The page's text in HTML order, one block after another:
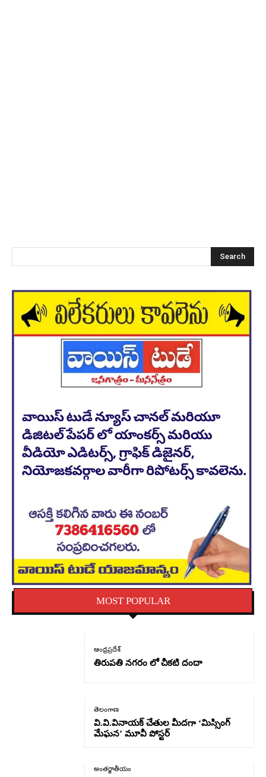
Search
MOST POPULAR
ఆంధ్రప్రదేశ్
తిరుపతి నగరం లో చీకటి దందా
తెలంగాణ
వి.వి.వినాయక్ చేతుల మీదగా ‘మిస్సింగ్
మేఘన’ మూవీ పోస్టర్
అంతర్జాతీయం